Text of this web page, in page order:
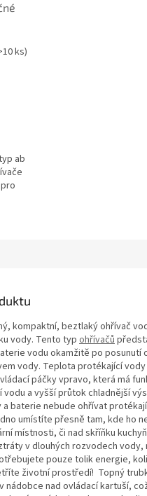
ks)
ab
kompaktní, beztlaký ohřívač
vody. Tento typ ohřívačů
vodu okamžitě po posunutí
vody. Teplota protékající
páčky vpravo, která má
a vyšší průtok chladnější
baterie nebude ohřívat
umístíte přesně tam, kde ho
místnosti, či nad skříňku
v dlouhých rozvodech
pouze tolik energie,
životní prostředí! Topný
nádobce nad ovládací kartuší,